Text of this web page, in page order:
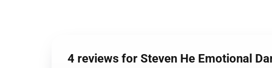
4 reviews for Steven He Emotional